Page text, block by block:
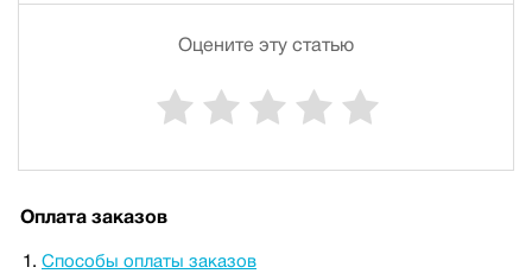
Оцените эту статью
Оплата заказов
Способы оплаты заказов